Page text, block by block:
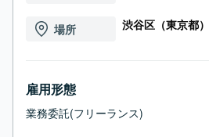
場所 渋谷区（東京都）
雇用形態
業務委託(フリーランス)